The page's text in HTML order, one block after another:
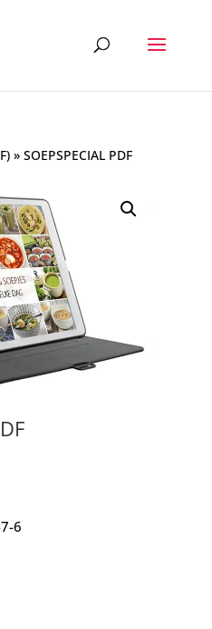
» SOEPSPECIAL PDF
6